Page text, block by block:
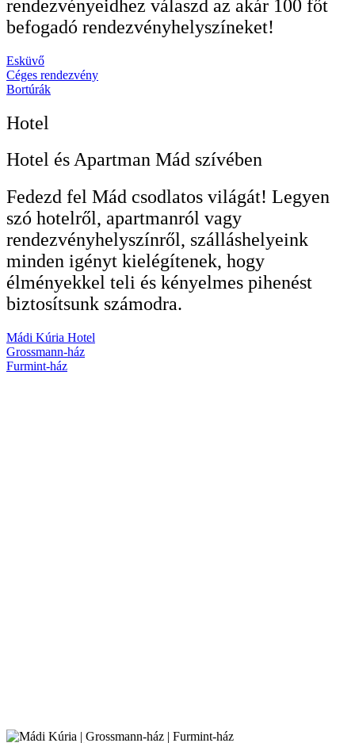
rendezvényeidhez válaszd az akár 100 főt
befogadó rendezvényhelyszíneket!
Esküvő
Céges rendezvény
Bortúrák
Hotel
Hotel és Apartman Mád szívében​
Fedezd fel Mád csodlatos világát! Legyen
szó hotelről, apartmanról vagy
rendezvényhelyszínről, szálláshelyeink
minden igényt kielégítenek, hogy
élményekkel teli és kényelmes pihenést
biztosítsunk számodra.
Mádi Kúria Hotel
Grossmann-ház
Furmint-ház